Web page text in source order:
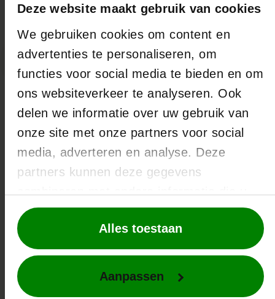
Deze website maakt gebruik van cookies
We gebruiken cookies om content en
advertenties te personaliseren, om
functies voor social media te bieden en om
ons websiteverkeer te analyseren. Ook
delen we informatie over uw gebruik van
onze site met onze partners voor social
media, adverteren en analyse. Deze
partners kunnen deze gegevens
combineren met andere informatie die u
aan ze heeft verstrekt of die ze hebben
verzameld op basis van uw gebruik van
hun services.
Alles toestaan
Aanpassen
Sabine Hofland
Administratief medewerker en receptie
“Ik vind het belangrijk dat mensen zich welkom voelen.”
Meer informatie